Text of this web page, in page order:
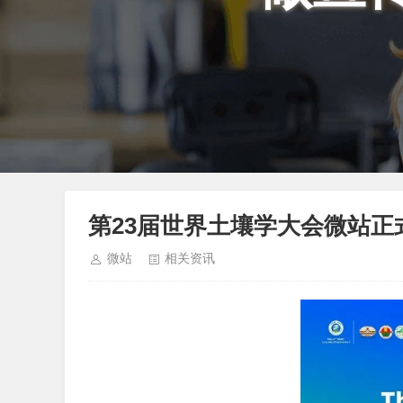
第23届世界土壤学大会微站正
微站 相关资讯